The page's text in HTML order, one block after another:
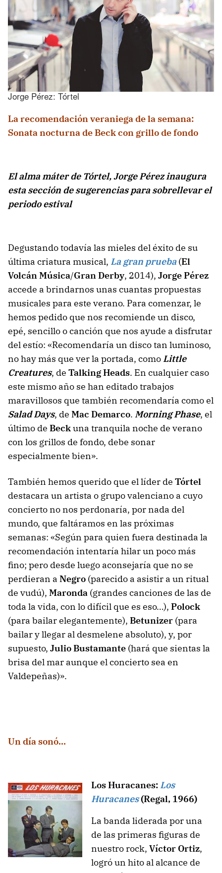
Jorge Pérez: Tórtel
La recomendación veraniega de la semana:
Sonata nocturna de Beck con grillo de fondo
El alma máter de Tórtel, Jorge Pérez inaugura
esta sección de sugerencias para sobrellevar el
periodo estival
Degustando todavía las mieles del éxito de su
última criatura musical, La gran prueba(El
Volcán Música/Gran Derby, 2014), Jorge Pérez
accede a brindarnos unas cuantas propuestas
musicales para este verano. Para comenzar, le
hemos pedido que nos recomiende un disco,
epé, sencillo o canción que nos ayude a disfrutar
del estío: «Recomendaría un disco tan luminoso,
no hay más que ver la portada, como Little
Creatures, de Talking Heads. En cualquier caso
este mismo año se han editado trabajos
maravillosos que también recomendaría como el
Salad Days, de Mac Demarco. Morning Phase, el
último de Beckuna tranquila noche de verano
con los grillos de fondo, debe sonar
especialmente bien».
También hemos querido que el líder de Tórtel
destacara un artista o grupo valenciano a cuyo
concierto no nos perdonaría, por nada del
mundo, que faltáramos en las próximas
semanas: «Según para quien fuera destinada la
recomendación intentaría hilar un poco más
fino; pero desde luego aconsejaría que no se
perdieran a Negro (parecido a asistir a un ritual
de vudú), Maronda (grandes canciones de las de
toda la vida, con lo difícil que es eso…), Polock
(para bailar elegantemente), Betunizer (para
bailar y llegar al desmelene absoluto), y, por
supuesto, Julio Bustamante (hará que sientas la
brisa del mar aunque el concierto sea en
Valdepeñas)».
Un día sonó…
Los Huracanes: Los
Huracanes(Regal, 1966)
La banda liderada por una
de las primeras figuras de
nuestro rock, Víctor Ortiz,
logró un hito al alcance de